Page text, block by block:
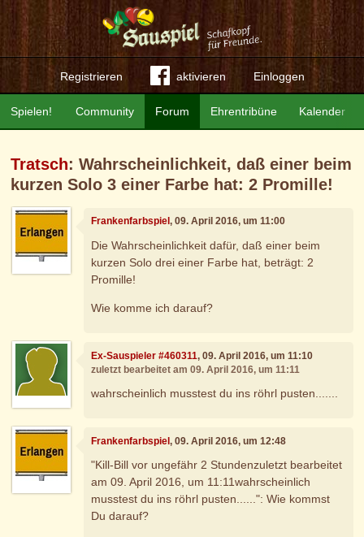
Registrieren aktivieren Einloggen
Community Forum Ehrentribüne Kalender
Spielen!
Tratsch: Wahrscheinlichkeit, daß einer beim
kurzen Solo 3 einer Farbe hat: 2 Promille!
Frankenfarbspiel, 09. April 2016, um 11:00
Die Wahrscheinlichkeit dafür, daß einer beim
kurzen Solo drei einer Farbe hat, beträgt: 2
Promille!
Wie komme ich darauf?
Ex-Sauspieler #460311, 09. April 2016, um 11:10
zuletzt bearbeitet am 09. April 2016, um 11:11
wahrscheinlich musstest du ins röhrl pusten.......
Frankenfarbspiel, 09. April 2016, um 12:48
"Kill-Bill vor ungefähr 2 Stundenzuletzt bearbeitet
am 09. April 2016, um 11:11wahrscheinlich
musstest du ins röhrl pusten......": Wie kommst
Du darauf?